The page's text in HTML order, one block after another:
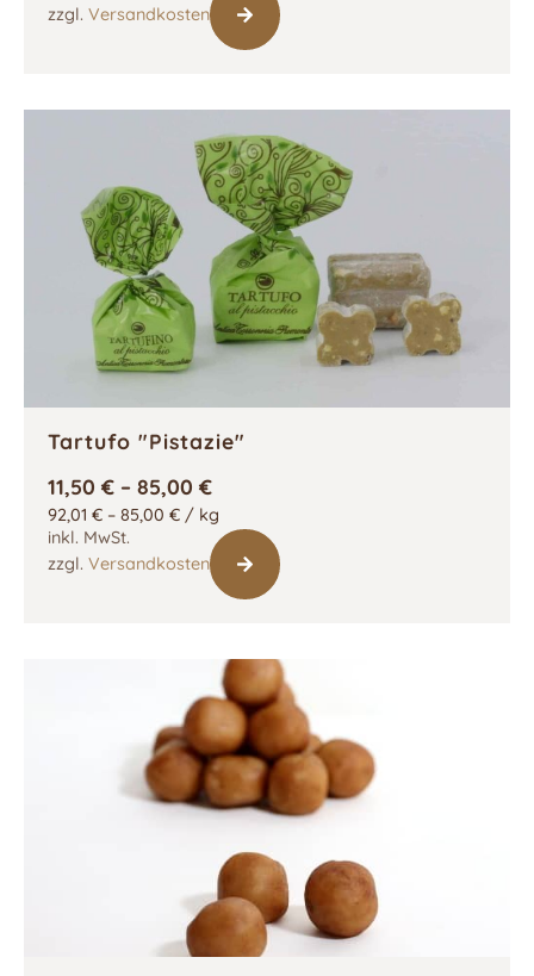
zzgl. Versandkosten
Tartufo "Pistazie"
11,50 € – 85,00 €
92,01 € – 85,00 € / kg
inkl. MwSt.
zzgl. Versandkosten